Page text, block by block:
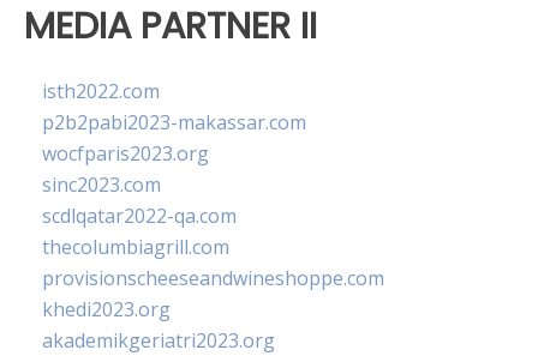
MEDIA PARTNER II
isth2022.com
p2b2pabi2023-makassar.com
wocfparis2023.org
sinc2023.com
scdlqatar2022-qa.com
thecolumbiagrill.com
provisionscheeseandwineshoppe.com
khedi2023.org
akademikgeriatri2023.org